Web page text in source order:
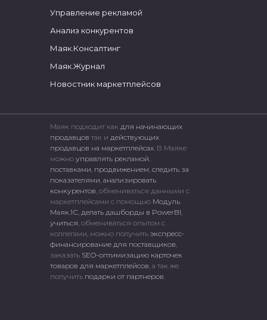
Управление рекламой
Анализ конкурентов
Маяк.Консалтинг
Маяк.Журнал
Новостник маркетплейсов
Маяк подходит как для начинающих
продавцов так и действующих
продавцов на маркетплейсах. В Маяке
можно управлять рекламой,
поставками, продвижением, следить за
показателями, анализировать
конкурентов, обмениваться данными с
маркетплейсами c помощью Модуль
Маяк.1С, делать дашборды в PowerBI,
учиться, обмениваться опытом с
коллегами, можно получить экспресс-
финансирование для поставщиков,
заказать SEO-оптимизацию карточек
товаров для маркетплейсов, а так же
получить подарки от партнеров.